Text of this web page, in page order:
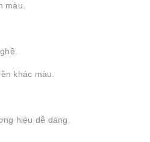
màu.
khác màu.
hiệu dễ dàng.